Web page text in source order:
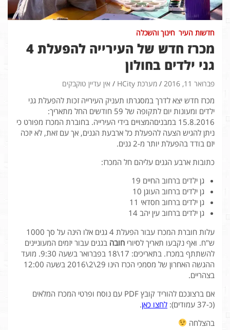
חדשות העיר חינוך והשכלה
מכרז חדש של העירייה להפעלת 4
גני ילדים בחולון
פברואר 11, 2016 מערכת HCity אין עדיין טוקבקים
מכרז חדש יצא לדרך במסגרתו תעניק העירייה זכות להפעלת גני
ילדים ומעונות יום לתקופה של 59 חודשים החל מתאריך:
15.8.2016 במבניםהמצויים בידי העירייה. בחוברת המכרז מפורט כי
ניתן להגיש הצעה להפעלת כל ארבעת הגנים, אך עם זאת, לא יזכה
יזם בודד בהפעלת יותר מ-2 גנים.
כתובות ארבע הגנים עליהם חל המכרז:
גן ילדים ברחוב החיים 19
גן ילדים ברחוב העוגן 10
גן ילדים ברחוב חסדאי 11
גן ילדים ברחוב עין יהב 14
עלות חוברת המכרז עבור הפעלת 4 גנים אלו הינה על סך 1000
ש"ח. ואף נקבעו תאריך לסיורי חובה בגנים עבור יזמים המעוניינים
להשתתף במכרז. בתאריכים: 17\18 בפברואר בשעה 9:30. מועד
ההגשה האחרון של מסמכי הכרז הינו 29\2\2016 בשעה 12:00
בצהריים.
אם ברצונכם להוריד קובץ PDF עם נוסח ופרטי המכרז המלאים
(כ-37 עמודים):
לחצו כאן.
בהצלחה